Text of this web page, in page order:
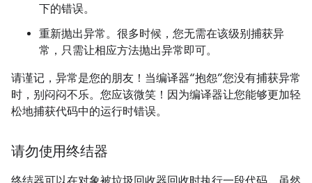
下的错误。
重新抛出异常。很多时候，您无需在该级别捕获异
常，只需让相应方法抛出异常即可。
请谨记，异常是您的朋友！当编译器“抱怨”您没有捕获异常
时，别闷闷不乐。您应该微笑！因为编译器让您能够更加轻
松地捕获代码中的运行时错误。
请勿使用终结器